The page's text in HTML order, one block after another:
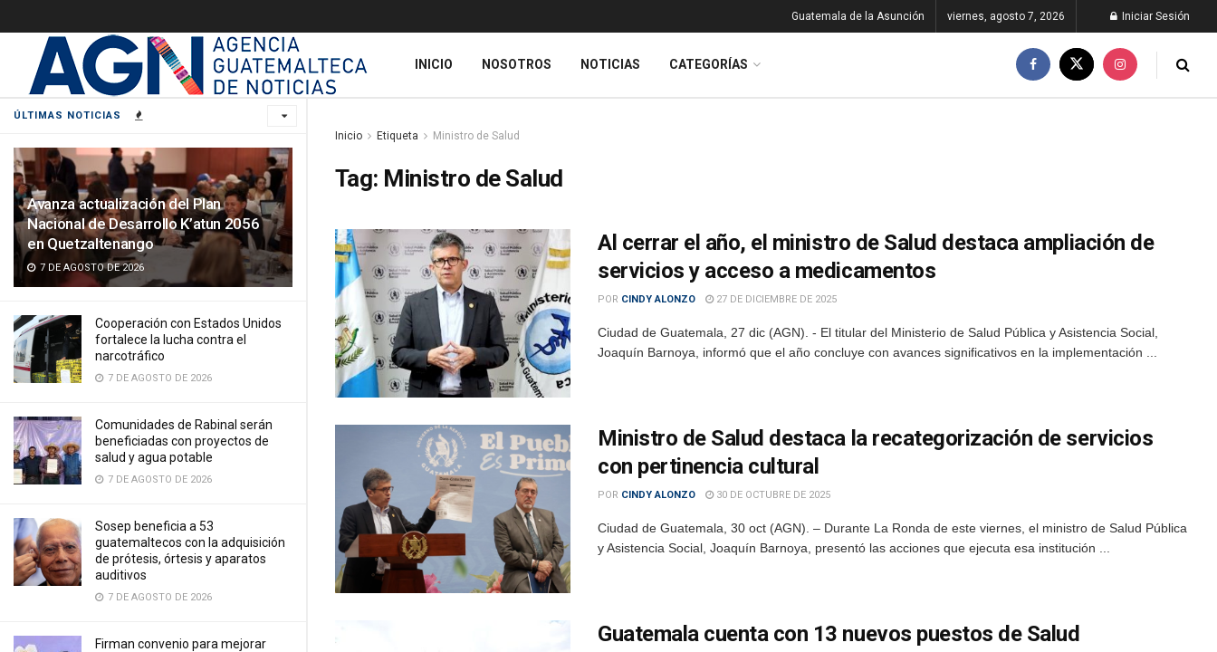
ÚLTIMAS NOTICIAS
Avanza actualización del Plan
Nacional de Desarrollo K’atun 2056
en Quetzaltenango
7 DE AGOSTO DE 2026
Cooperación con Estados Unidos
fortalece la lucha contra el
narcotráfico
7 DE AGOSTO DE 2026
Comunidades de Rabinal serán
beneficiadas con proyectos de
salud y agua potable
7 DE AGOSTO DE 2026
Sosep beneficia a 53
guatemaltecos con la adquisición
de prótesis, órtesis y aparatos
auditivos
7 DE AGOSTO DE 2026
Firman convenio para mejorar
Guatemala de la Asunción viernes, agosto 7, 2026 Iniciar Sesión
INICIO NOSOTROS NOTICIAS CATEGORÍAS
Inicio Etiqueta Ministro de Salud
Tag: Ministro de Salud
Al cerrar el año, el ministro de Salud destaca ampliación de
servicios y acceso a medicamentos
POR CINDY ALONZO 27 DE DICIEMBRE DE 2025
Ciudad de Guatemala, 27 dic (AGN). - El titular del Ministerio de Salud Pública y Asistencia Social,
Joaquín Barnoya, informó que el año concluye con avances significativos en la implementación ...
Ministro de Salud destaca la recategorización de servicios
con pertinencia cultural
POR CINDY ALONZO 30 DE OCTUBRE DE 2025
Ciudad de Guatemala, 30 oct (AGN). – Durante La Ronda de este viernes, el ministro de Salud Pública
y Asistencia Social, Joaquín Barnoya, presentó las acciones que ejecuta esa institución ...
Guatemala cuenta con 13 nuevos puestos de Salud